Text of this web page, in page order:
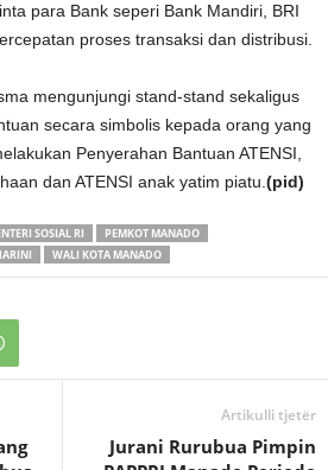
para Bank seperi Bank Mandiri, BRI
proses transaksi dan distribusi.
mengunjungi stand-stand sekaligus
secara simbolis kepada orang yang
Penyerahan Bantuan ATENSI,
dan ATENSI anak yatim piatu.(pid)
SOSIAL RI
PEMKOT MANADO
WALI KOTA MANADO
Artikulli tjetër
Jurani Rurubua Pimpin